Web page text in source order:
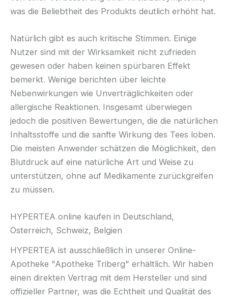
was die Beliebtheit des Produkts deutlich erhöht hat.
Natürlich gibt es auch kritische Stimmen. Einige
Nutzer sind mit der Wirksamkeit nicht zufrieden
gewesen oder haben keinen spürbaren Effekt
bemerkt. Wenige berichten über leichte
Nebenwirkungen wie Unverträglichkeiten oder
allergische Reaktionen. Insgesamt überwiegen
jedoch die positiven Bewertungen, die die natürlichen
Inhaltsstoffe und die sanfte Wirkung des Tees loben.
Die meisten Anwender schätzen die Möglichkeit, den
Blutdruck auf eine natürliche Art und Weise zu
unterstützen, ohne auf Medikamente zurückgreifen
zu müssen.
HYPERTEA online kaufen in Deutschland,
Österreich, Schweiz, Belgien
HYPERTEA ist ausschließlich in unserer Online-
Apotheke "Apotheke Triberg" erhältlich. Wir haben
einen direkten Vertrag mit dem Hersteller und sind
offizieller Partner, was die Echtheit und Qualität des